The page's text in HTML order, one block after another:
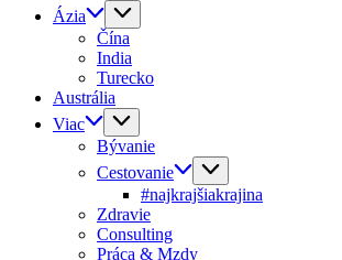
Ázia
Čína
India
Turecko
Austrália
Viac
Bývanie
Cestovanie
#najkrajšiakrajina
Zdravie
Consulting
Práca & Mzdy